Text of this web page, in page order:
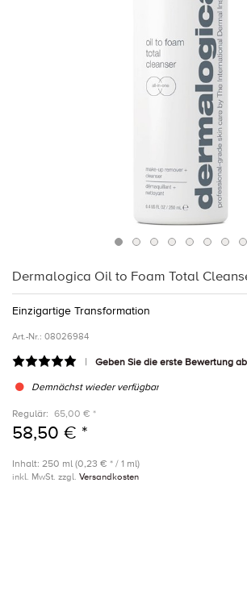
Dermalogica Oil to Foam Total
Einzigartige Transformation
Art.-Nr.: 08026984
Geben Sie die erste Bewertung ab
Demnächst wieder verfügbar
Regulär: 65,00 € *
58,50 € *
Inhalt: 250 ml (0,23 € * / 1 ml)
inkl. MwSt. zzgl. Versandkosten